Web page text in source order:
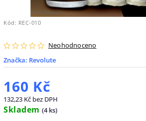
Kód: REC-010
Neohodnoceno
Značka: Revolute
160 Kč
132,23 Kč bez DPH
Skladem (4 ks)